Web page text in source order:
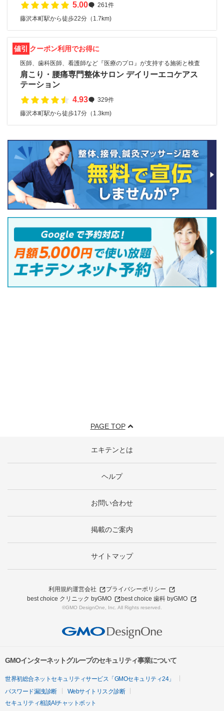
5.00
261件
藤沢本町駅から徒歩22分（1.7km)
値引 クーポン利用でお得に
医師、歯科医師、看護師など『医療のプロ』が支持する施術と検査
肩こり・腰痛専門整体サロン デイリーエコケアス
テーション
4.93
329件
藤沢本町駅から徒歩17分（1.3km)
PAGE TOP
エキテンとは
ヘルプ
お問い合わせ
掲載のご案内
サイトマップ
利用規約運営会社
プライバシーポリシー
best choice クリニック byGMO
best choice 歯科 byGMO
©GMO DesignOne, Inc. All Rights reserved.
GMOインターネットグループのセキュリティ事業について
世界初総合ネットセキュリティサービス「GMOセキュリティ24」
パスワード漏洩診断
Webサイトリスク診断
セキュリティ相談AIチャットボット